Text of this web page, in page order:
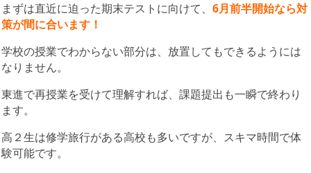
まずは直近に迫った期末テストに向けて、6月前半開始なら対
策が間に合います！
学校の授業でわからない部分は、放置してもできるようには
なりません。
東進で再授業を受けて理解すれば、課題提出も一瞬で終わり
ます。
高２生は修学旅行がある高校も多いですが、スキマ時間で体
験可能です。